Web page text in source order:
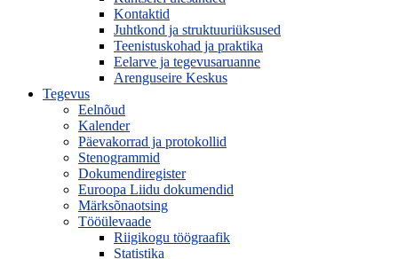
Kontaktid
Juhtkond ja struktuuriüksused
Teenistuskohad ja praktika
Eelarve ja tegevusaruanne
Arenguseire Keskus
Tegevus
Eelnõud
Kalender
Päevakorrad ja protokollid
Stenogrammid
Dokumendiregister
Euroopa Liidu dokumendid
Märksõnaotsing
Tööülevaade
Riigikogu töögraafik
Statistika